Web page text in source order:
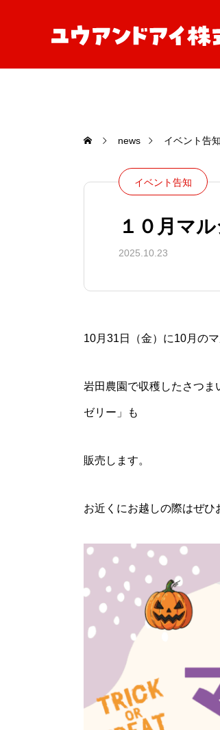
news イベント告知
イベント告知
１０月マ
2025.10.23
10月31日（金）に10月の
岩田農園で収穫したさつま
ゼリー」も
販売します。
お近くにお越しの際はぜひ